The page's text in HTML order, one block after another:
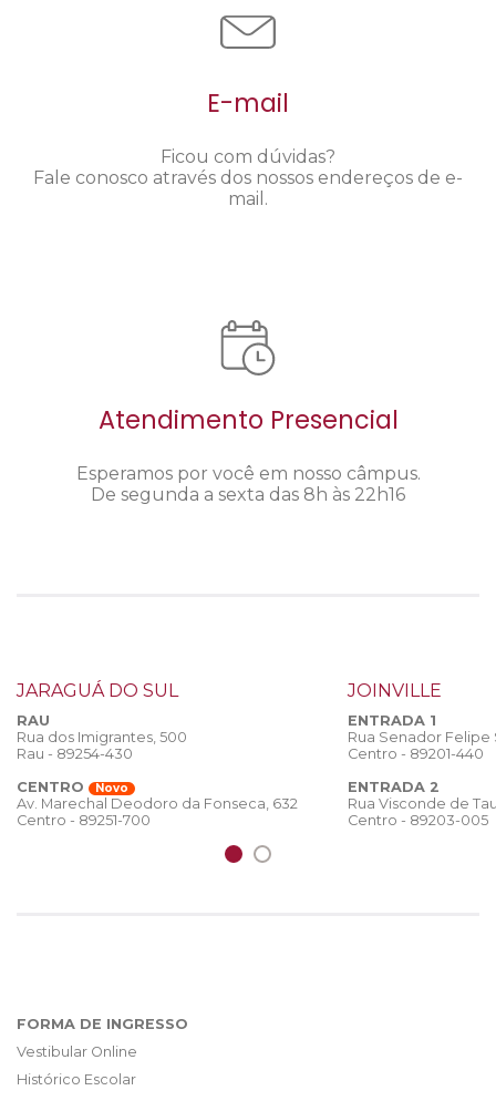
E-mail
Ficou com dúvidas?
Fale conosco através dos nossos endereços de e-
mail.
Atendimento Presencial
Esperamos por você em nosso câmpus.
De segunda a sexta das 8h às 22h16
JARAGUÁ DO SUL
RAU
Rua dos Imigrantes, 500
Rau - 89254-430
CENTRO
Novo
Av. Marechal Deodoro da Fonseca, 632
Centro - 89251-700
JOINVILLE
ENTRADA 1
Rua Senador
Centro - 89201-440
ENTRADA 2
Rua Visconde de
Centro - 89203-005
FORMA DE INGRESSO
Vestibular Online
Histórico Escolar